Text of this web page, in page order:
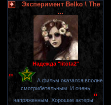
Эксперимент Belko \ The
...
Надежда "litota2"
"
А фильм оказался вполне
смотрибетельным. И очень
напряженным. Хорошие актеры"